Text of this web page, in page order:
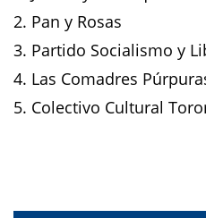
2. Pan y Rosas
3. Partido Socialismo y
4. Las Comadres
5. Colectivo Cultural